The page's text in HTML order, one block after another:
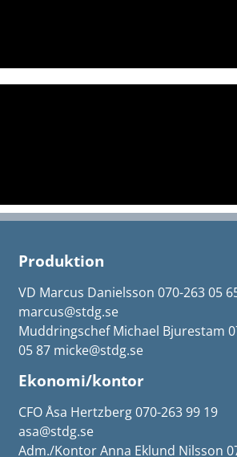
Produktion
VD Marcus Danielsson 070-263 05
marcus@stdg.se
Muddringschef Michael Bjurestam
05 87 micke@stdg.se
Ekonomi/kontor
CFO Åsa Hertzberg 070-263 99 19
asa@stdg.se
Adm./Kontor Anna Eklund Nilsson